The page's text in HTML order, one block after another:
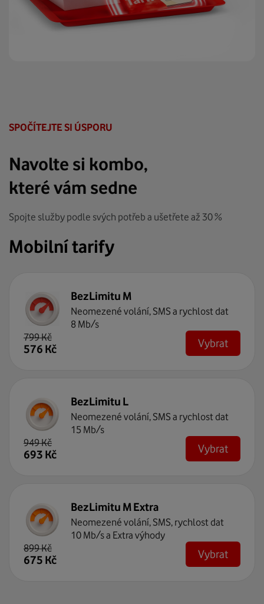
SPOČÍTEJTE SI ÚSPORU
Navolte si kombo,
které vám sedne
Spojte služby podle svých potřeb a ušetřete až 30 %
Mobilní tarify
BezLimitu M
Neomezené volání, SMS a rychlost dat
8 Mb/s
799Kč
576 Kč Vybrat
BezLimitu L
Neomezené volání, SMS a rychlost dat
15 Mb/s
949Kč
693 Kč Vybrat
BezLimitu M Extra
Neomezené volání, SMS, rychlost dat
10 Mb/s a Extra výhody
899Kč
675 Kč Vybrat